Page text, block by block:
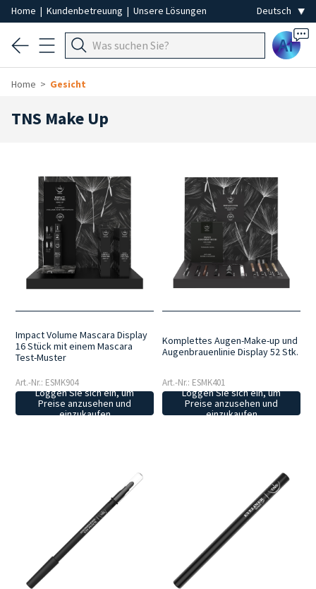
Home | Kundenbetreuung | Unsere Lösungen
Ai
Home Gesicht
TNS Make Up
Impact Volume Mascara Display
16 Stück mit einem Mascara
Test-Muster
Art.-Nr.: ESMK904
Loggen Sie sich ein, um
Preise anzusehen und
einzukaufen
Komplettes Augen-Make-up und
Augenbrauenlinie Display 52 Stk.
Art.-Nr.: ESMK401
Loggen Sie sich ein, um
Preise anzusehen und
einzukaufen